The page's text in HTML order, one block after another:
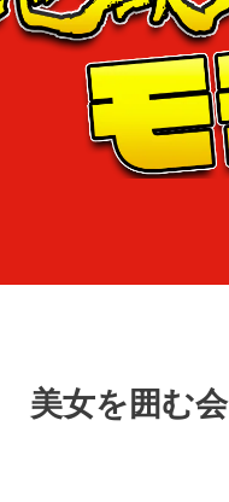
美女を囲む会